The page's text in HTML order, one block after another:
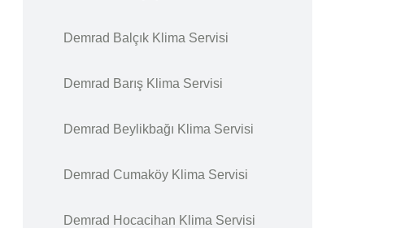
Demrad Balçık Klima Servisi
Demrad Barış Klima Servisi
Demrad Beylikbağı Klima Servisi
Demrad Cumaköy Klima Servisi
Demrad Hocacihan Klima Servisi